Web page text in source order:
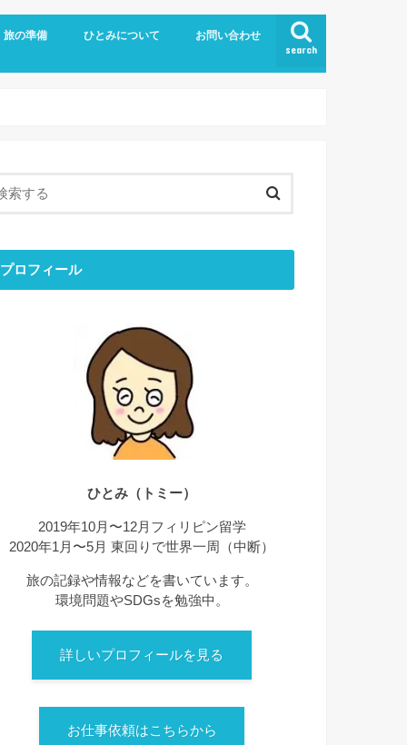
search
旅の準備
旅の持ち物
留学
お金のはなし
ひとみについて
ブログについて
ひとりごと
ひとみの「おすすめ」
最近のできごと
目標と結果
コミュニケーション
ミニマリスト
エシカル
お問い合わせ
プロフィール
ひとみ（トミー）
2019年10月〜12月フィリピン留学
2020年1月〜5月 東回りで世界一周（中断）
旅の記録や情報などを書いています。
環境問題やSDGsを勉強中。
詳しいプロフィールを見る
お仕事依頼はこちらから